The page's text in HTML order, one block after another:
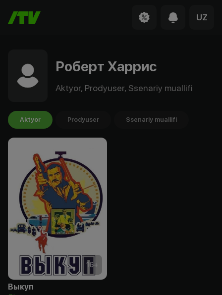
UZ
Роберт Харрис
Aktyor, Prodyuser, Ssenariy muallifi
Aktyor Prodyuser Ssenariy muallifi
16+
Выкуп